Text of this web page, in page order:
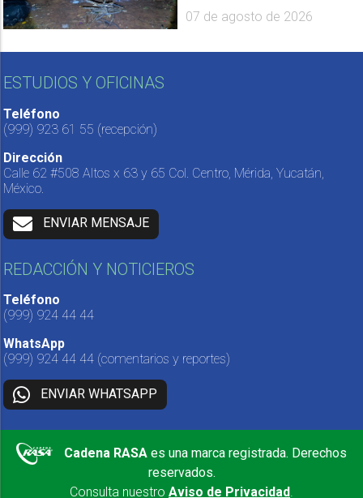
07 de agosto de 2026
ESTUDIOS Y OFICINAS
Teléfono
(999) 923 61 55 (recepción)
Dirección
Calle 62 #508 Altos x 63 y 65 Col. Centro, Mérida, Yucatán,
México.
ENVIAR MENSAJE
REDACCIÓN Y NOTICIEROS
Teléfono
(999) 924 44 44
WhatsApp
(999) 924 44 44 (comentarios y reportes)
ENVIAR WHATSAPP
Cadena RASA es una marca registrada. Derechos
reservados.
Consulta nuestro Aviso de Privacidad.